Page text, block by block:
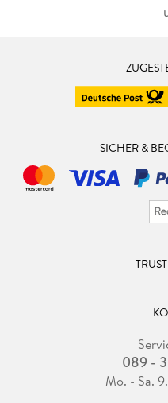
SICHER &
089 -
Mo. - Sa.